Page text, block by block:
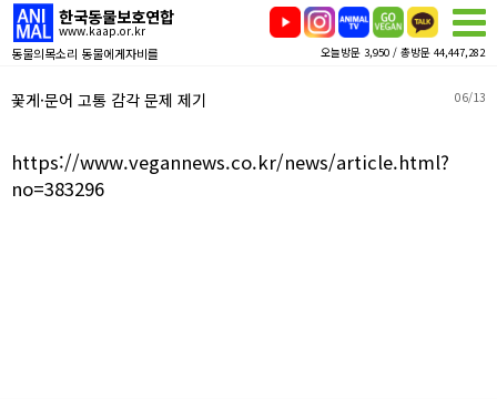
한국동물보호연합
www.kaap.or.kr
동물의목소리 동물에게자비를 오늘방문 3,950 / 총방문 44,447,282
꽃게·문어 고통 감각 문제 제기 06/13
https://www.vegannews.co.kr/news/article.html?
no=383296